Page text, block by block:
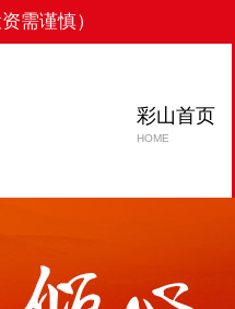
需谨慎）
彩山首页
HOME